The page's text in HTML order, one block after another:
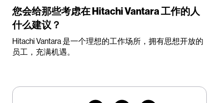
您会给那些考虑在 Hitachi Vantara 工作的人
什么建议？
Hitachi Vantara 是一个理想的工作场所，拥有思想开放的
员工，充满机遇。